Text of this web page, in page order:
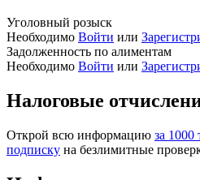
Уголовный розыск
Необходимо Войти или
Задолженность по алиментам
Необходимо Войти или
Налоговые
Открой всю информацию за 1000
подписку на безлимитные